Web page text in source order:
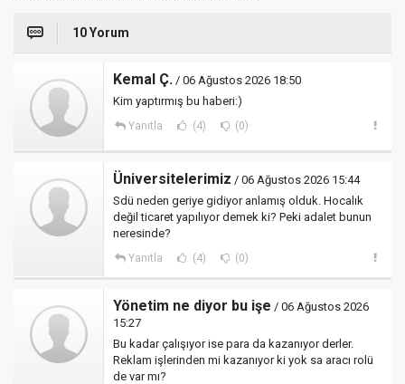
10 Yorum
Kemal Ç. / 06 Ağustos 2026 18:50
Kim yaptırmış bu haberi:)
Yanıtla (4) (0)
Üniversitelerimiz / 06 Ağustos 2026 15:44
Sdü neden geriye gidiyor anlamış olduk. Hocalık
değil ticaret yapılıyor demek ki? Peki adalet bunun
neresinde?
Yanıtla (4) (0)
Yönetim ne diyor bu işe / 06 Ağustos 2026
15:27
Bu kadar çalışıyor ise para da kazanıyor derler.
Reklam işlerinden mi kazanıyor ki yok sa aracı rolü
de var mı?